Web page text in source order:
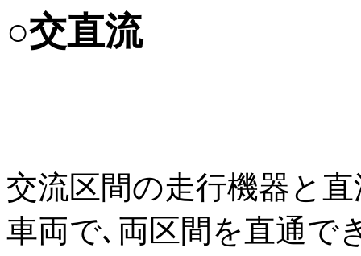
○交直流
交流区間の走行機器と
車両で､両区間を直通で